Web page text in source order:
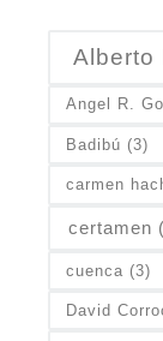
Alberto
Angel R.
Badibú (3)
carmen
certamen
cuenca (3)
David